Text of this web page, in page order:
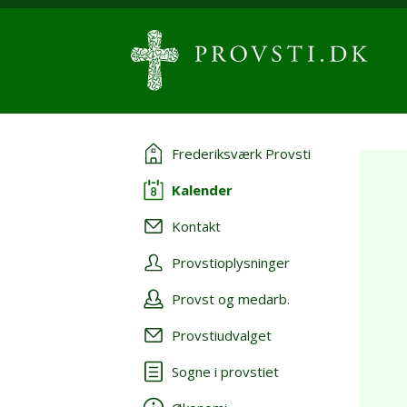
Frederiksværk Provsti
Kalender
Kontakt
Provstioplysninger
Provst og medarb.
Provstiudvalget
Sogne i provstiet